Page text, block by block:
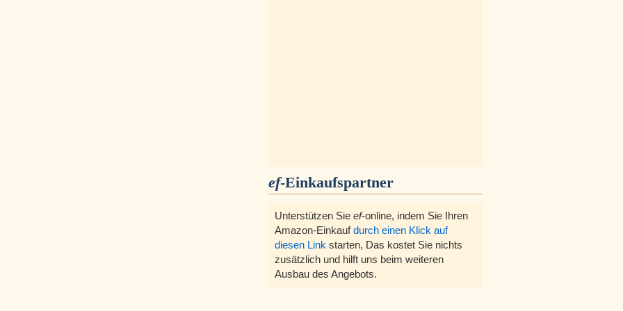
ef-Einkaufspartner
Unterstützen Sie ef-online, indem Sie Ihren
Amazon-Einkaufdurch einen Klick auf
diesen Link starten, Das kostet Sie nichts
zusätzlich und hilft uns beim weiteren
Ausbau des Angebots.